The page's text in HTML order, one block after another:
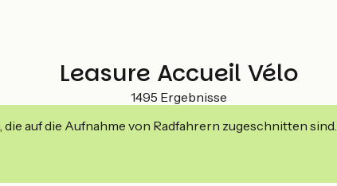
Leasure Accueil Vélo
1495 Ergebnisse
auf die Aufnahme von Radfahrern zugeschnitten sind.